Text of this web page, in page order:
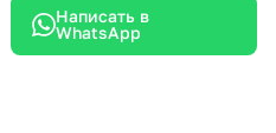
Написать в
WhatsApp